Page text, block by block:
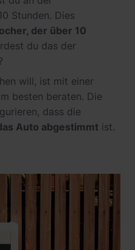
Stunden. Dies
der über 10
du das der
will, ist mit einer
besten beraten. Die
dass die
Auto abgestimmt ist.